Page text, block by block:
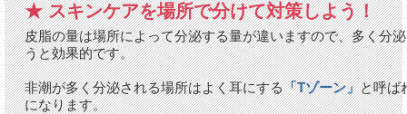
★ スキンケアを場所で分けて対策しよう！
皮脂の量は場所によって分泌する量が違いますので、多く分
うと効果的です。
非潮が多く分泌される場所はよく耳にする「Tゾーン」と呼ば
になります。